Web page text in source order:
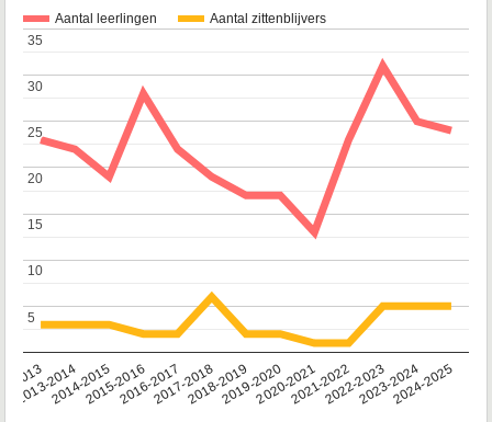
Aantal leerlingen Aantal zittenblijvers
2013
2013-2014
2014-20152015-20162016-20172017-20182018-20192019-20202020-20212021-20222022-20232023-20242024-2025
5
5
10
10
15
15
20
20
25
25
30
30
35
35